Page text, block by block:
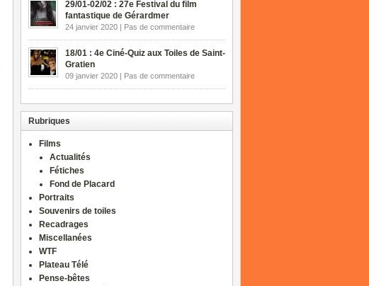
29/01-02/02 : 27e Festival du film
fantastique de Gérardmer
24 janvier 2020 | Pas de commentaire
18/01 : 4e Ciné-Quiz aux Toiles de Saint-
Gratien
09 janvier 2020 | Pas de commentaire
Rubriques
Films
Actualités
Fétiches
Fond de Placard
Portraits
Souvenirs de toiles
Recadrages
Miscellanées
WTF
Plateau Télé
Pense-bêtes